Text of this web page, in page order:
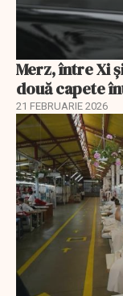
Merz, între Xi
două capete
21 FEBRUARIE 2026